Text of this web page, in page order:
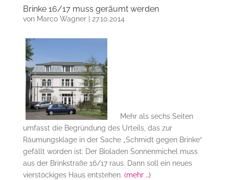
Brinke 16/17 muss geräumt werden
von Marco Wagner| 27.10.2014
Mehr als sechs Seiten
umfasst die Begründung des Urteils, das zur
Räumungsklage in der Sache „Schmidt gegen Brinke“
gefällt worden ist: Der Bioladen Sonnenmichel muss
aus der Brinkstraße 16/17 raus. Dann soll ein neues
vierstöckiges Haus entstehen. (mehr …)